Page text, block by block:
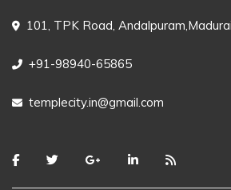
101, TPK Road,
+91-98940-65865
templecity.in@gmail.com